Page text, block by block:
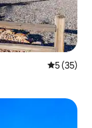
5 (35)